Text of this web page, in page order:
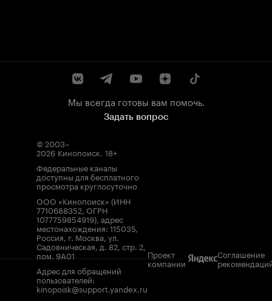
Мы всегда готовы вам помочь.
Задать вопрос
© 2003–
2026 Кинопоиск. 18+
Федеральные каналы
доступны для бесплатного
просмотра круглосуточно
ООО «Кинопоиск» (ИНН
7710688352, ОГРН
1077759854919), адрес
местонахождения: 115035,
Россия, г. Москва, ул.
Садовническая, д. 82, стр. 2,
пом. 9А01
Адрес для обращений
пользователей:
kinopoisk@support.yandex.ru
Проект
компании
Соглашение